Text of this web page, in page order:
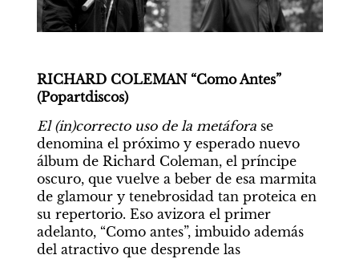
RICHARD COLEMAN “Como Antes”
(Popartdiscos)
El (in)correcto uso de la metáfora se
denomina el próximo y esperado nuevo
álbum de Richard Coleman, el príncipe
oscuro, que vuelve a beber de esa marmita
de glamour y tenebrosidad tan proteica en
su repertorio. Eso avizora el primer
adelanto, “Como antes”, imbuido además
del atractivo que desprende las